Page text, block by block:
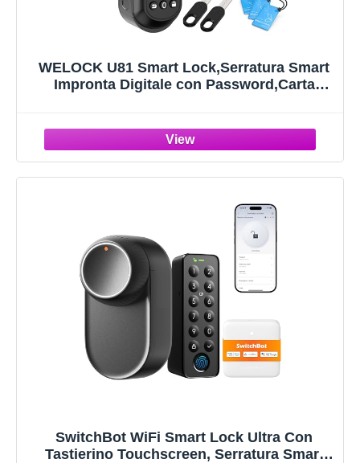
WELOCK U81 Smart Lock,Serratura Smart
Impronta Digitale con Password,Carta
Facile Installazione per porte da 50-90mm
SwitchBot WiFi Smart Lock Ultra Con
Tastierino Touchscreen, Serratura Smart